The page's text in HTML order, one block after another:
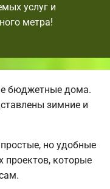
услуг и
метра!
бюджетные дома.
зимние и
но удобные
проектов, которые